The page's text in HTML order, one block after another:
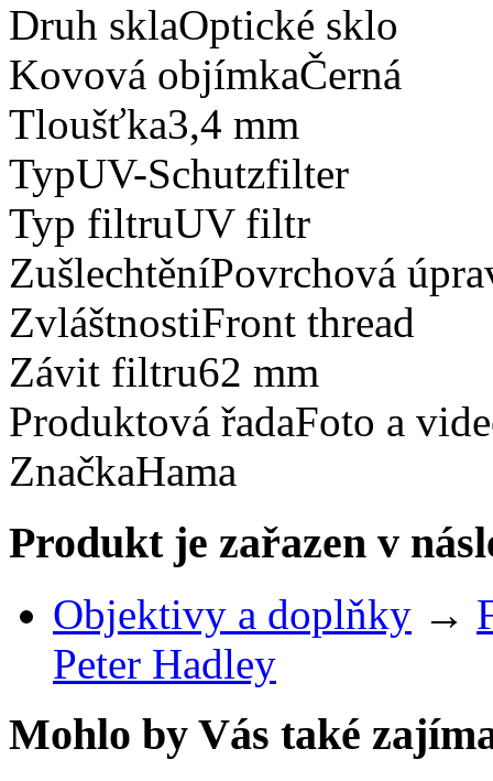
Druh sklaOptické sklo
Kovová objímkaČerná
Tloušťka3,4 mm
TypUV-Schutzfilter
Typ filtruUV filtr
ZušlechtěníPovrchová
ZvláštnostiFront thread
Závit filtru62 mm
Produktová řadaFoto a
ZnačkaHama
Produkt je zařazen v
Objektivy a doplňky →
Peter Hadley
Mohlo by Vás také